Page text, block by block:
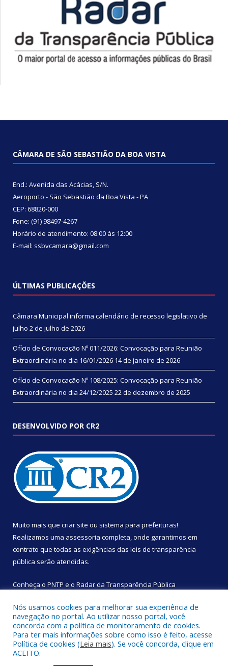
CÂMARA DE SÃO SEBASTIÃO DA BOA VISTA
End.: Avenida das Acácias, S/N.
Aeroporto - São Sebastião da Boa Vista - PA
CEP: 68820-000
Fone: (91) 98497-4267
Horário de atendimento: 08:00 às 12:00
E-mail: ssbvcamara@gmail.com
ÚLTIMAS PUBLICAÇÕES
Câmara Municipal informa calendário de recesso legislativo de
julho 2 de julho de 2026
Ofício de Convocação Nº 011/2026: Convocação para Reunião
Extraordinária no dia 16/01/2026 14 de janeiro de 2026
Ofício de Convocação Nº 108/2025: Convocação para Reunião
Extraordinária no dia 24/12/2025 22 de dezembro de 2025
DESENVOLVIDO POR CR2
Muito mais que criar site ou sistema para prefeituras!
Realizamos uma assessoria completa, onde garantimos em
contrato que todas as exigências das leis de transparência
pública serão atendidas.
Conheça o PNTP e o Radar da Transparência Pública
Todos os direitos reservados a Câmara Municipal de São
Sebastião da Boa Vista.
Nós usamos cookies para melhorar sua experiência de
navegação no portal. Ao utilizar nosso portal, você
concorda com a política de monitoramento de cookies.
Para ter mais informações sobre como isso é feito, acesse
Política de cookies (Leia mais). Se você concorda, clique em
ACEITO.